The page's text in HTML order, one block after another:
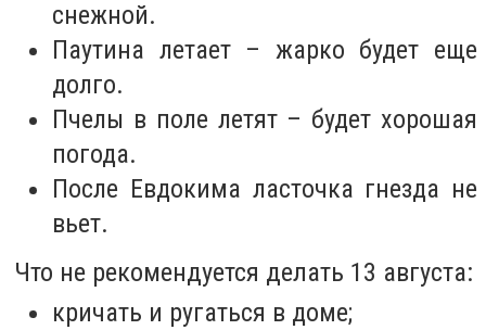
снежной.
Паутина летает – жарко будет еще
долго.
Пчелы в поле летят – будет хорошая
погода.
После Евдокима ласточка гнезда не
вьет.
Что не рекомендуется делать 13 августа:
кричать и ругаться в доме;